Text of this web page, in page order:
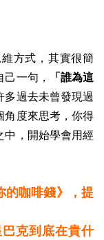
方式，其實很簡
一句，
「誰為這
多過去未曾發現過
角度來思考，你得
中，開始學會用經
的咖啡錢》，提
克到底在貴什